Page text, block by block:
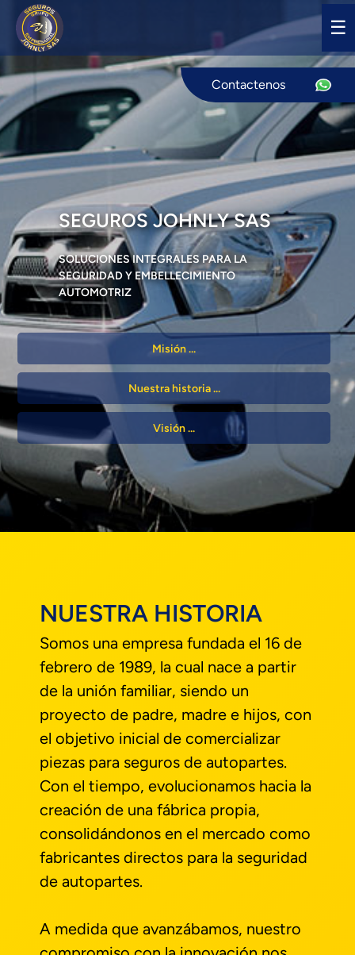
☰
SEGUROS JOHNLY SAS
SOLUCIONES INTEGRALES PARA LA
SEGURIDAD Y EMBELLECIMIENTO
AUTOMOTRIZ
Misión ...
Nuestra historia ...
Visión ...
NUESTRA HISTORIA
Somos una empresa fundada el 16 de
febrero de 1989, la cual nace a partir
de la unión familiar, siendo un
proyecto de padre, madre e hijos, con
el objetivo inicial de comercializar
piezas para seguros de autopartes.
Con el tiempo, evolucionamos hacia la
creación de una fábrica propia,
consolidándonos en el mercado como
fabricantes directos para la seguridad
de autopartes.
A medida que avanzábamos, nuestro
Contactenos